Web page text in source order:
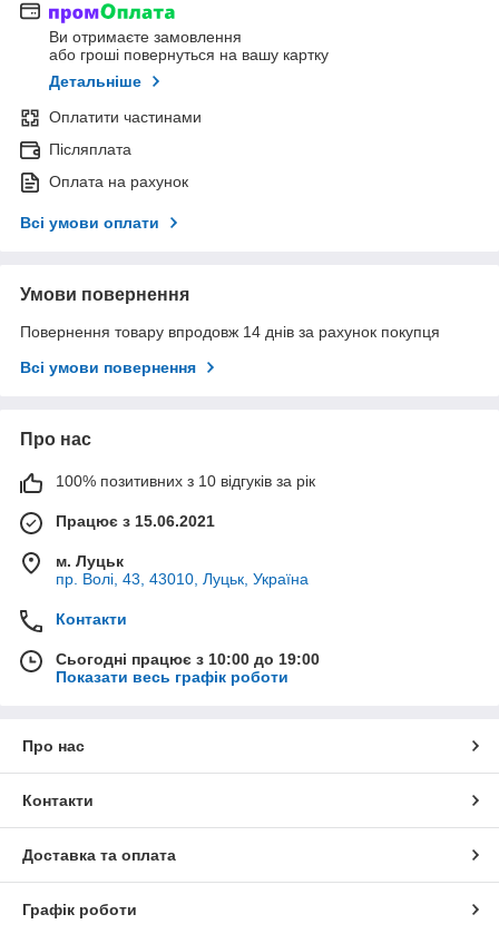
Ви отримаєте замовлення
або гроші повернуться на вашу картку
Детальніше
Оплатити частинами
Післяплата
Оплата на рахунок
Всі умови оплати
Умови повернення
Повернення товару впродовж 14 днів за рахунок покупця
Всі умови повернення
Про нас
100% позитивних з 10 відгуків за рік
Працює з 15.06.2021
м. Луцьк
пр. Волі, 43, 43010, Луцьк, Україна
Контакти
Сьогодні працює з 10:00 до 19:00
Показати весь графік роботи
Про нас
Контакти
Доставка та оплата
Графік роботи